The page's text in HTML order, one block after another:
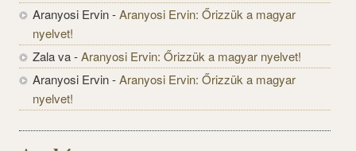
Aranyosi Ervin-Aranyosi Ervin: Őrizzük a magyar
nyelvet!
Zala va-Aranyosi Ervin: Őrizzük a magyar nyelvet!
Aranyosi Ervin-Aranyosi Ervin: Őrizzük a magyar
nyelvet!